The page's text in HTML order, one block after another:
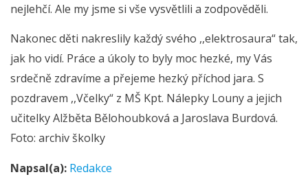
nejlehčí. Ale my jsme si vše vysvětlili a zodpověděli.
Nakonec děti nakreslily každý svého ,,elektrosaura“ tak,
jak ho vidí. Práce a úkoly to byly moc hezké, my Vás
srdečně zdravíme a přejeme hezký příchod jara. S
pozdravem ,,Včelky“ z MŠ Kpt. Nálepky Louny a jejich
učitelky Alžběta Bělohoubková a Jaroslava Burdová.
Foto: archiv školky
Napsal(a): Redakce